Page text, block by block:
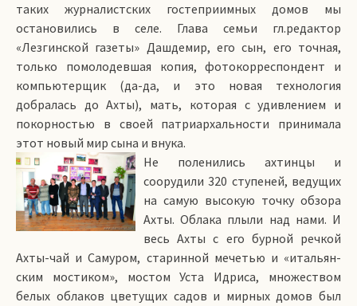
таких журналистских гостеприимных домов мы
остановились в селе. Глава семьи гл.редактор
«Лезгинской газеты» Дашдемир, его сын, его точная,
только помолодевшая копия, фотокорреспондент и
компьютерщик (да-да, и это новая технология
добралась до Ахты), мать, которая с удивлением и
покорностью в своей патриархальности принимала
этот новый мир сына и внука.
Не поленились ахтинцы и
соорудили 320 ступеней, ведущих
на самую высокую точку обзора
Ахты. Облака плыли над нами. И
весь Ахты с его бурной речкой
Ахты-чай и Самуром, старинной мечетью и «итальян­-
ским мостиком», мостом Уста Идриса, множеством
белых облаков цветущих садов и мирных домов был